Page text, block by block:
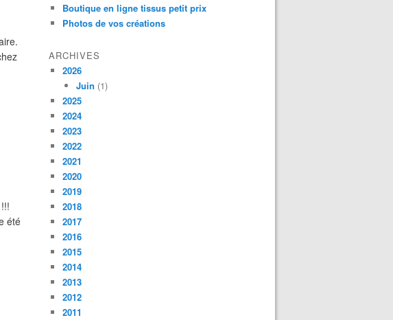
été
Boutique en ligne tissus petit prix
Photos de vos créations
ARCHIVES
2026
Juin (1)
2025
2024
2023
2022
2021
2020
2019
2018
2017
2016
2015
2014
2013
2012
2011